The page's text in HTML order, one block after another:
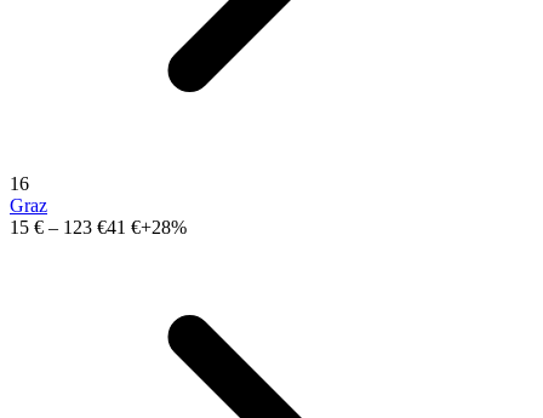
16
Graz
15 € – 123 €41 €+28%